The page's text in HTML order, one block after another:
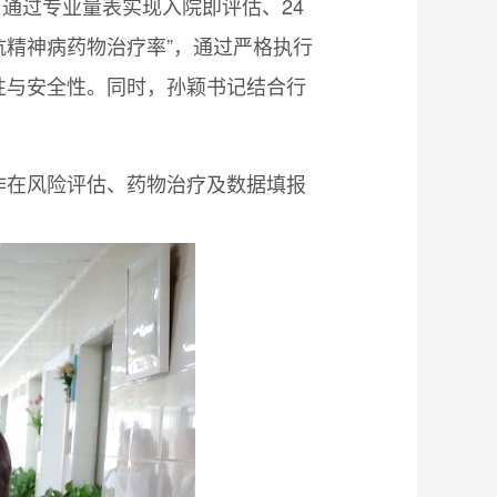
神病药物治疗率”，通过严格执行
安全性。同时，孙颖书记结合行
风险评估、药物治疗及数据填报